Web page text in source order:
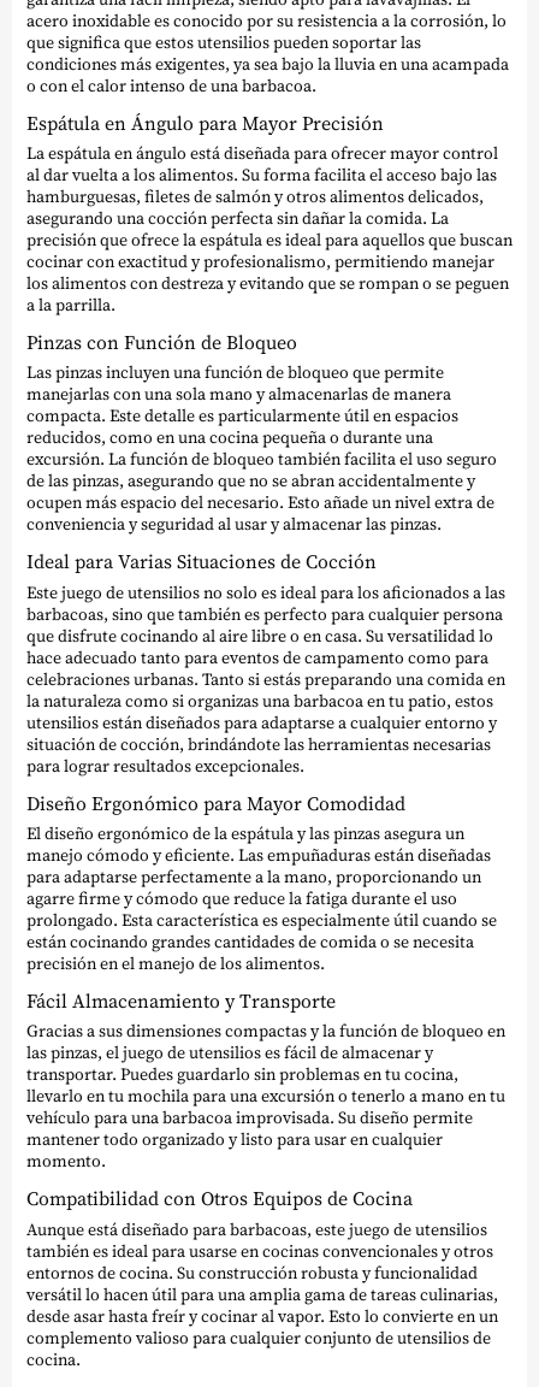
acero inoxidable es conocido por su resistencia a la corrosión, lo
que significa que estos utensilios pueden soportar las
condiciones más exigentes, ya sea bajo la lluvia en una acampada
o con el calor intenso de una barbacoa.
Espátula en Ángulo para Mayor Precisión
La espátula en ángulo está diseñada para ofrecer mayor control
al dar vuelta a los alimentos. Su forma facilita el acceso bajo las
hamburguesas, filetes de salmón y otros alimentos delicados,
asegurando una cocción perfecta sin dañar la comida. La
precisión que ofrece la espátula es ideal para aquellos que buscan
cocinar con exactitud y profesionalismo, permitiendo manejar
los alimentos con destreza y evitando que se rompan o se peguen
a la parrilla.
Pinzas con Función de Bloqueo
Las pinzas incluyen una función de bloqueo que permite
manejarlas con una sola mano y almacenarlas de manera
compacta. Este detalle es particularmente útil en espacios
reducidos, como en una cocina pequeña o durante una
excursión. La función de bloqueo también facilita el uso seguro
de las pinzas, asegurando que no se abran accidentalmente y
ocupen más espacio del necesario. Esto añade un nivel extra de
conveniencia y seguridad al usar y almacenar las pinzas.
Ideal para Varias Situaciones de Cocción
Este juego de utensilios no solo es ideal para los aficionados a las
barbacoas, sino que también es perfecto para cualquier persona
que disfrute cocinando al aire libre o en casa. Su versatilidad lo
hace adecuado tanto para eventos de campamento como para
celebraciones urbanas. Tanto si estás preparando una comida en
la naturaleza como si organizas una barbacoa en tu patio, estos
utensilios están diseñados para adaptarse a cualquier entorno y
situación de cocción, brindándote las herramientas necesarias
para lograr resultados excepcionales.
Diseño Ergonómico para Mayor Comodidad
El diseño ergonómico de la espátula y las pinzas asegura un
manejo cómodo y eficiente. Las empuñaduras están diseñadas
para adaptarse perfectamente a la mano, proporcionando un
agarre firme y cómodo que reduce la fatiga durante el uso
prolongado. Esta característica es especialmente útil cuando se
están cocinando grandes cantidades de comida o se necesita
precisión en el manejo de los alimentos.
Fácil Almacenamiento y Transporte
Gracias a sus dimensiones compactas y la función de bloqueo en
las pinzas, el juego de utensilios es fácil de almacenar y
transportar. Puedes guardarlo sin problemas en tu cocina,
llevarlo en tu mochila para una excursión o tenerlo a mano en tu
vehículo para una barbacoa improvisada. Su diseño permite
mantener todo organizado y listo para usar en cualquier
momento.
Compatibilidad con Otros Equipos de Cocina
Aunque está diseñado para barbacoas, este juego de utensilios
también es ideal para usarse en cocinas convencionales y otros
entornos de cocina. Su construcción robusta y funcionalidad
versátil lo hacen útil para una amplia gama de tareas culinarias,
desde asar hasta freír y cocinar al vapor. Esto lo convierte en un
complemento valioso para cualquier conjunto de utensilios de
cocina.